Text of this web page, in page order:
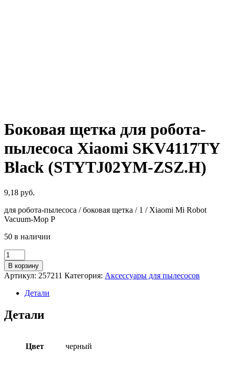
Боковая щетка для робота-
пылесоса Xiaomi SKV4117TY
Black (STYTJ02YM-ZSZ.H)
9,18 руб.
для робота-пылесоса / боковая щетка / 1 / Xiaomi Mi Robot
Vacuum-Mop P
50 в наличии
Количество
товара
Боковая
щетка
робота-
пылесоса
Xiaomi
(STYTJ02YM-
В корзину
Артикул: 257211 Категория: Аксессуары для пылесосов
Детали
Детали
Цвет черный